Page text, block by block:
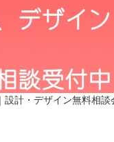
設計・デザイン無料相談